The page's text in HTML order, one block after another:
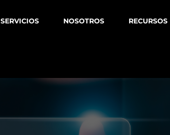
SERVICIOS NOSOTROS RECURSOS